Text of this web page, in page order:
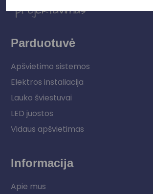
Parduotuvė
Apšvietimo sistemos
Elektros instaliacija
Lauko šviestuvai
LED juostos
Vidaus apšvietimas
Informacija
Apie mus